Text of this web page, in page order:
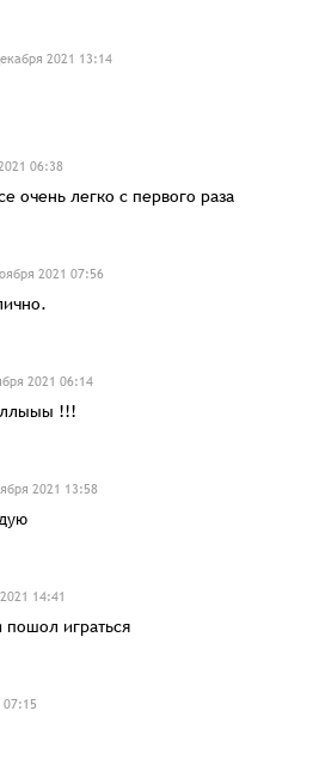
2021 13:14
06:38
очень легко с первого раза
2021 07:56
2021 06:14
!!!
2021 13:58
14:41
играться
07:15